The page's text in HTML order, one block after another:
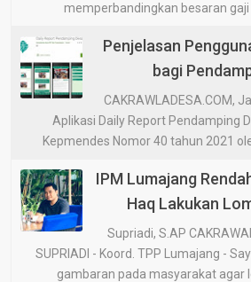
memperbandingkan besaran gaji
Penjelasan
bagi
CAKRAWLADESA.COM,
Aplikasi Daily Report Pendamping
Kepmendes Nomor 40 tahun 2021
IPM Lumajang
Haq Lakukan
Supriadi, S.AP
SUPRIADI - Koord. TPP Lumajang -
gambaran pada masyarakat agar